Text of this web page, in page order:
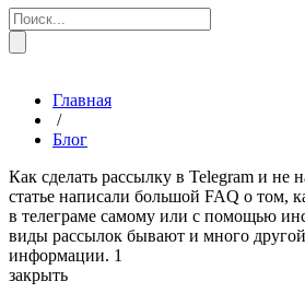
Главная
/
Блог
Как сделать рассылку в Telegram и не
статье написали большой FAQ о том,
в телеграме самому или с помощью
виды рассылок бывают и много
информации. 1
закрыть